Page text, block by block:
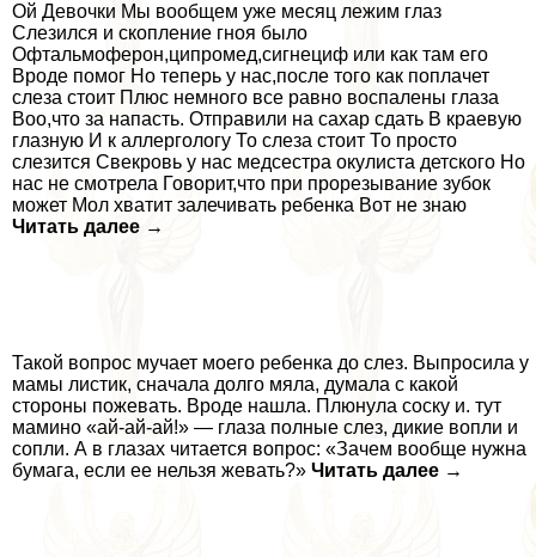
Ой Девочки Мы вообщем уже месяц лежим глаз
Слезился и скопление гноя было
Офтальмоферон,ципромед,сигнециф или как там его
Вроде помог Но теперь у нас,после того как поплачет
слеза стоит Плюс немного все равно воспалены глаза
Воо,что за напасть. Отправили на сахар сдать В краевую
глазную И к аллергологу То слеза стоит То просто
слезится Свекровь у нас медсестра окулиста детского Но
нас не смотрела Говорит,что при прорезывание зубок
может Мол хватит залечивать ребенка Вот не знаю
Читать далее →
Такой вопрос мучает моего ребенка до слез. Выпросила у
мамы листик, сначала долго мяла, думала с какой
стороны пожевать. Вроде нашла. Плюнула соску и. тут
мамино «ай-ай-ай!» — глаза полные слез, дикие вопли и
сопли. А в глазах читается вопрос: «Зачем вообще нужна
бумага, если ее нельзя жевать?» Читать далее →